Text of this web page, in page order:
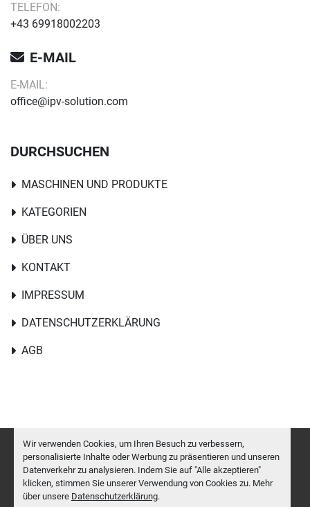
Wir verwenden Cookies, um Ihren Besuch zu verbessern,
personalisierte Inhalte oder Werbung zu präsentieren und unseren
Datenverkehr zu analysieren. Indem Sie auf "Alle akzeptieren"
klicken, stimmen Sie unserer Verwendung von Cookies zu. Mehr
über unsere Datenschutzerklärung.
TELEFON:
+43 69918002203
E-MAIL
E-MAIL:
office@ipv-solution.com
DURCHSUCHEN
MASCHINEN UND PRODUKTE
KATEGORIEN
ÜBER UNS
KONTAKT
IMPRESSUM
DATENSCHUTZERKLÄRUNG
AGB
Cookie-Einstellungen
Machinio System-Website von